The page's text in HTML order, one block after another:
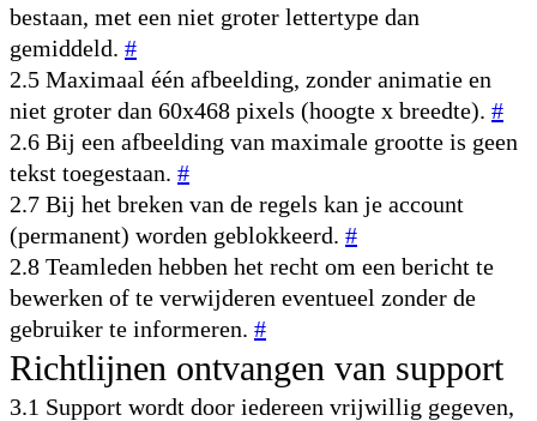
bestaan, met een niet groter lettertype dan
gemiddeld. #
2.5 Maximaal één afbeelding, zonder animatie en
niet groter dan 60x468 pixels (hoogte x breedte). #
2.6 Bij een afbeelding van maximale grootte is geen
tekst toegestaan. #
2.7 Bij het breken van de regels kan je account
(permanent) worden geblokkeerd. #
2.8 Teamleden hebben het recht om een bericht te
bewerken of te verwijderen eventueel zonder de
gebruiker te informeren. #
Richtlijnen ontvangen van support
3.1 Support wordt door iedereen vrijwillig gegeven,